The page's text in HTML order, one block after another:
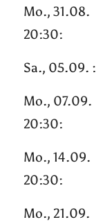
Mo., 31.08.
20:30:
Sa., 05.09. :
Mo., 07.09.
20:30:
Mo., 14.09.
20:30:
Mo., 21.09.